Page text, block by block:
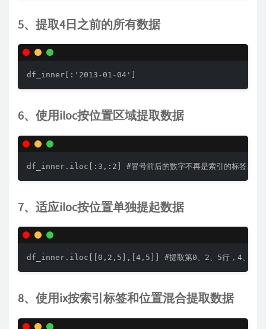
5、提取4日之前的所有数据
df_inner[:'2013-01-04']
6、使用iloc按位置区域提取数据
df_inner.iloc[:3,:2] #冒号前后的数字不再是索引的标签名称，
7、适应iloc按位置单独提起数据
df_inner.iloc[[0,2,5],[4,5]] #提取第0、2、5行，4、5列
8、使用ix按索引标签和位置混合提取数据